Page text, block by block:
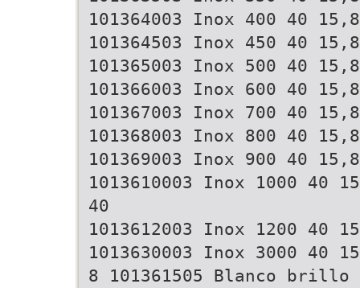
101364003 Inox 400 40
101364503 Inox 450 40
101365003 Inox 500 40
101366003 Inox 600 40
101367003 Inox 700 40
101368003 Inox 800 40
101369003 Inox 900 40
1013610003 Inox 1000 40
40
1013612003 Inox 1200 40
1013630003 Inox 3000 40
8 101361505 Blanco brillo